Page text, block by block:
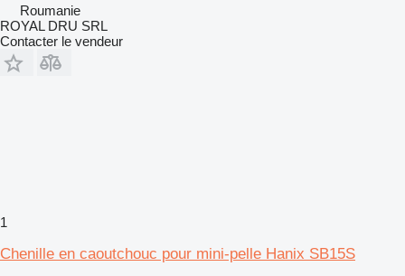
Roumanie
ROYAL DRU SRL
Contacter le vendeur
1
Chenille en caoutchouc pour mini-pelle Hanix SB15S